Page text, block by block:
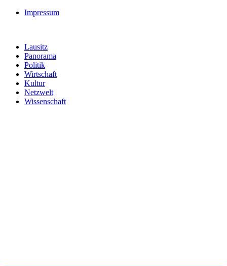
Impressum
Lausitz
Panorama
Politik
Wirtschaft
Kultur
Netzwelt
Wissenschaft